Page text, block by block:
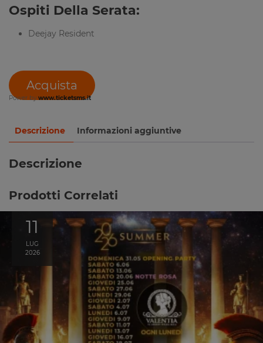
Ospiti Della Serata:
Deejay Resident
Acquista
Power by www.ticketsms.it
Descrizione Informazioni aggiuntive
Descrizione
Prodotti Correlati
11
LUG
2026